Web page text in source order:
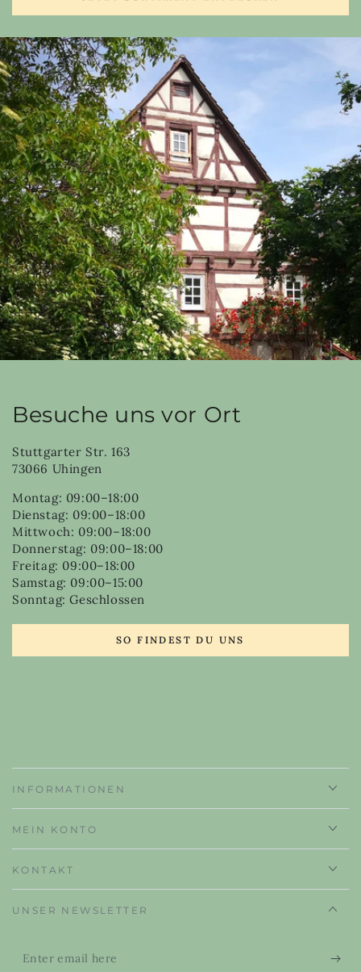
Besuche uns vor Ort
Stuttgarter Str. 163
73066 Uhingen
Montag: 09:00–18:00
Dienstag: 09:00–18:00
Mittwoch: 09:00–18:00
Donnerstag: 09:00–18:00
Freitag: 09:00–18:00
Samstag: 09:00–15:00
Sonntag: Geschlossen
SO FINDEST DU UNS
INFORMATIONEN
MEIN KONTO
KONTAKT
UNSER NEWSLETTER
Enter